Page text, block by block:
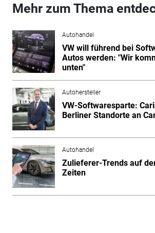
Mehr zum Thema
Autohandel
VW will führend bei
Autos werden: "Wir
unten"
Autohersteller
VW-Softwaresparte:
Berliner Standorte an
Autohandel
Zulieferer-Trends auf
Zeiten